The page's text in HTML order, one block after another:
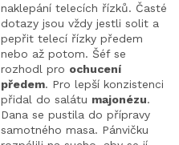
naklepání telecích řízků. Časté
dotazy jsou vždy jestli solit a
pepřit telecí řízky předem
nebo až potom. Šéf se
rozhodl pro ochucení
předem. Pro lepší konzistenci
přidal do salátu majonézu.
Dana se pustila do přípravy
samotného masa. Pánvičku